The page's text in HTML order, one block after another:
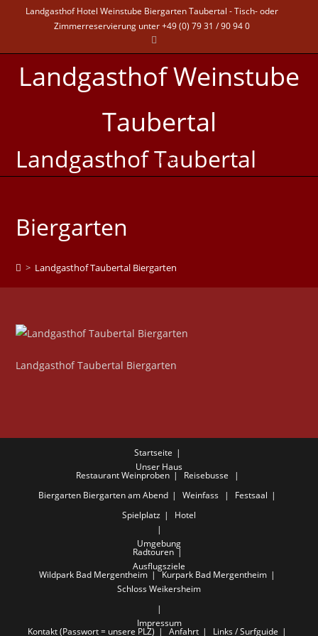
Landgasthof Hotel Weinstube Biergarten Taubertal - Tisch- oder
Zimmerreservierung unter +49 (0) 79 31 / 90 94 0
Landgasthof Weinstube
Taubertal
MENÜ
Landgasthof Taubertal
Biergarten
> Landgasthof Taubertal Biergarten
Landgasthof Taubertal Biergarten
Startseite
Unser Haus
Restaurant Weinproben
Reisebusse
Biergarten Biergarten am Abend Weinfass
Festsaal
Spielplatz
Hotel
Umgebung
Radtouren
Ausflugsziele
Wildpark Bad Mergentheim
Kurpark Bad Mergentheim
Schloss Weikersheim
Impressum
Kontakt (Passwort = unsere PLZ) Anfahrt Links / Surfguide